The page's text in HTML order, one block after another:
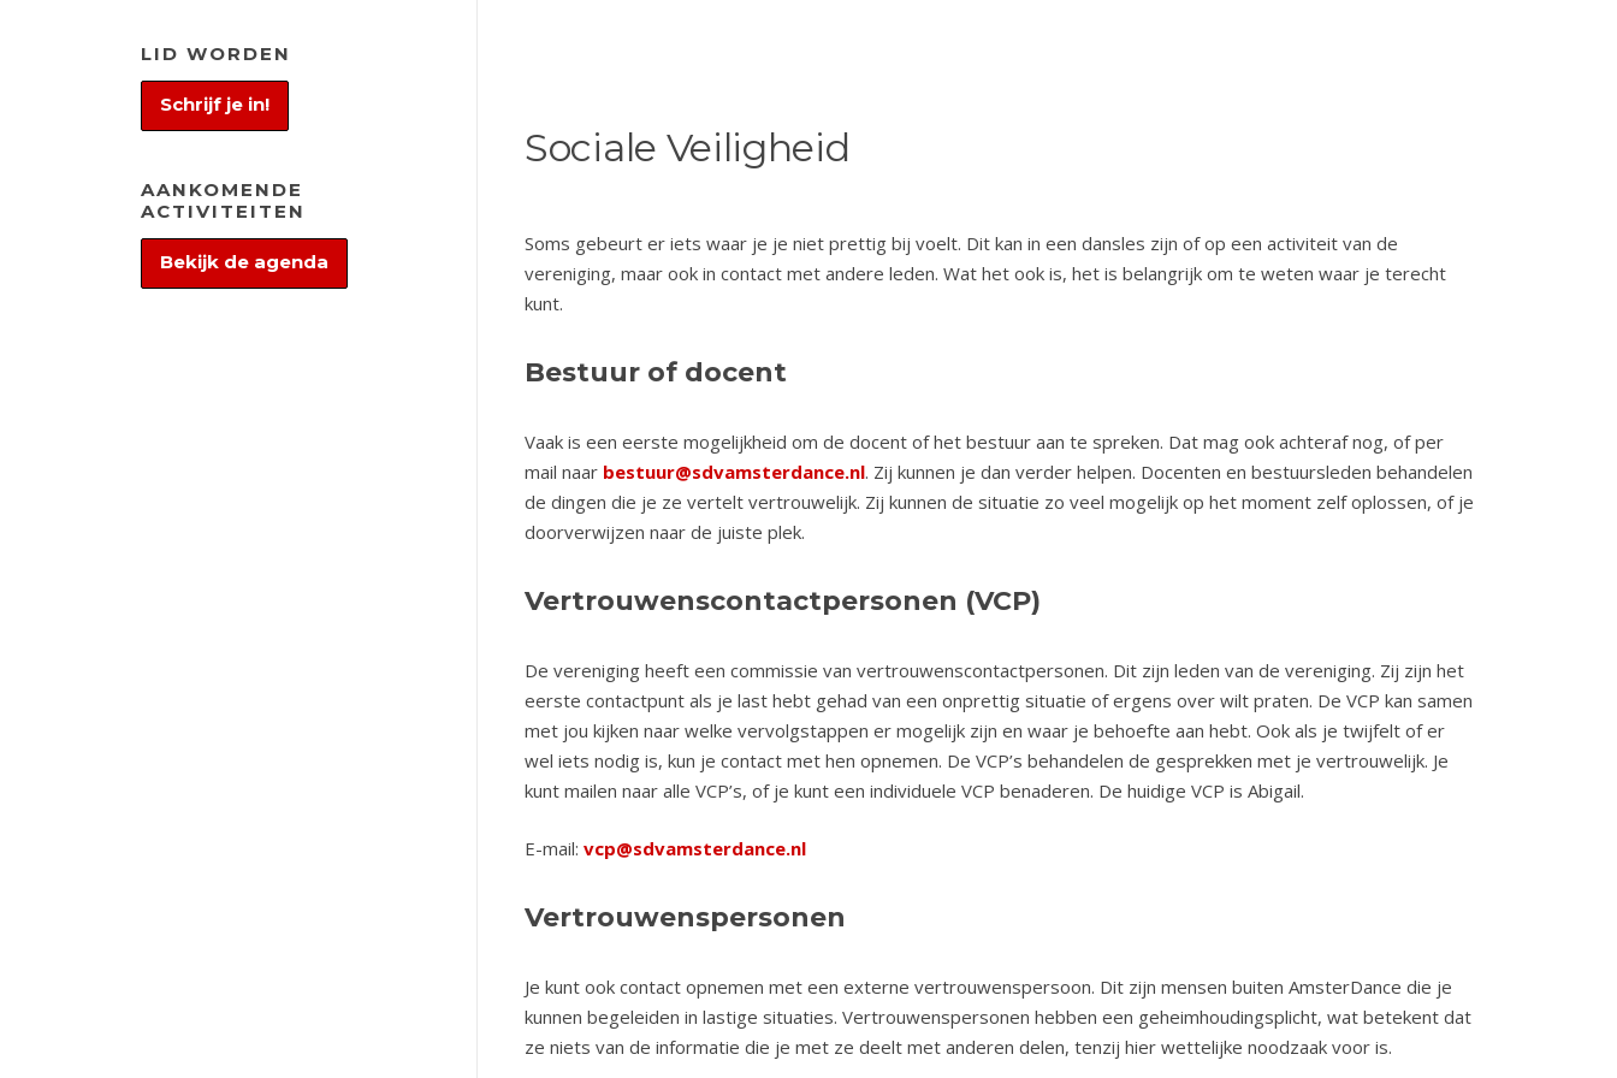
Sociale Veiligheid
Soms gebeurt er iets waar je je niet prettig bij voelt. Dit kan in een dansles zijn of op een activiteit van de
vereniging, maar ook in contact met andere leden. Wat het ook is, het is belangrijk om te weten waar je terecht
kunt.
Bestuur of docent
Vaak is een eerste mogelijkheid om de docent of het bestuur aan te spreken. Dat mag ook achteraf nog, of per
mail naar bestuur@sdvamsterdance.nl. Zij kunnen je dan verder helpen. Docenten en bestuursleden behandelen
de dingen die je ze vertelt vertrouwelijk. Zij kunnen de situatie zo veel mogelijk op het moment zelf oplossen, of je
doorverwijzen naar de juiste plek.
Vertrouwenscontactpersonen (VCP)
De vereniging heeft een commissie van vertrouwenscontactpersonen. Dit zijn leden van de vereniging. Zij zijn het
eerste contactpunt als je last hebt gehad van een onprettig situatie of ergens over wilt praten. De VCP kan samen
met jou kijken naar welke vervolgstappen er mogelijk zijn en waar je behoefte aan hebt. Ook als je twijfelt of er
wel iets nodig is, kun je contact met hen opnemen. De VCP’s behandelen de gesprekken met je vertrouwelijk. Je
kunt mailen naar alle VCP’s, of je kunt een individuele VCP benaderen. De huidige VCP is Abigail.
E-mail: vcp@sdvamsterdance.nl
Vertrouwenspersonen
Je kunt ook contact opnemen met een externe vertrouwenspersoon. Dit zijn mensen buiten AmsterDance die je
kunnen begeleiden in lastige situaties. Vertrouwenspersonen hebben een geheimhoudingsplicht, wat betekent dat
ze niets van de informatie die je met ze deelt met anderen delen, tenzij hier wettelijke noodzaak voor is.
LID WORDEN
Schrijf je in!
AANKOMENDE
ACTIVITEITEN
Bekijk de agenda